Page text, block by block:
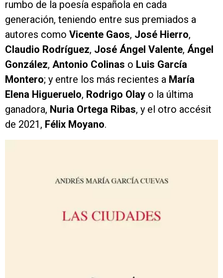
rumbo de la poesía española en cada
generación, teniendo entre sus premiados a
autores como Vicente Gaos, José Hierro,
Claudio Rodríguez, José Ángel Valente, Ángel
González, Antonio Colinas o Luis García
Montero; y entre los más recientes a María
Elena Higueruelo, Rodrigo Olay o la última
ganadora, Nuria Ortega Ribas, y el otro accésit
de 2021, Félix Moyano.